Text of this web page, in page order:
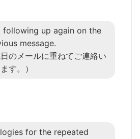
following up again on the
message.
日のメールに重ねてご連絡い
す。）
for the repeated